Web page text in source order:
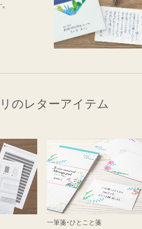
のレターアイテム
一筆箋・ひとこと箋